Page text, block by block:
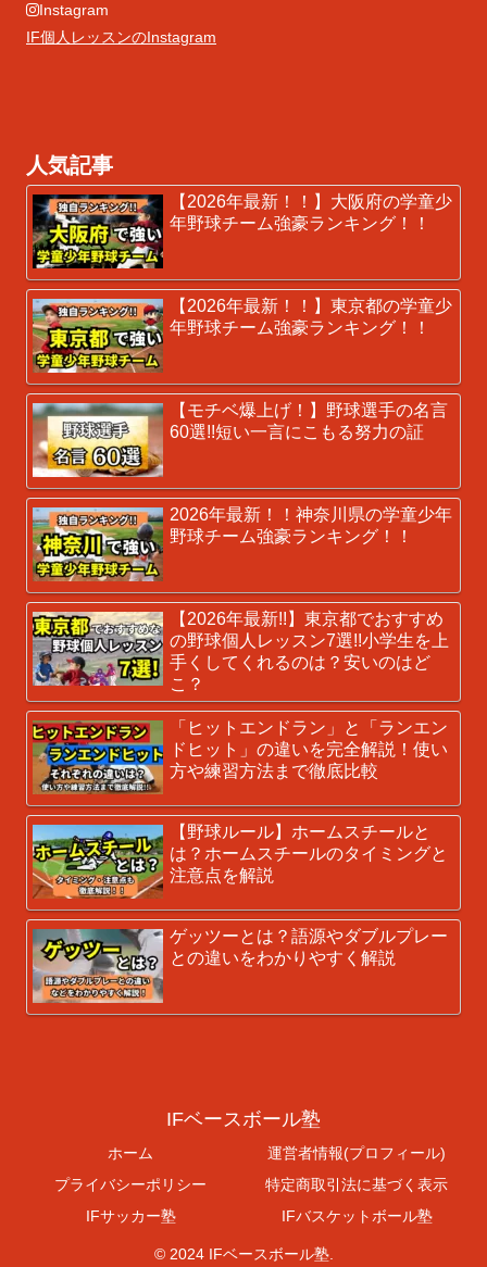
Instagram
IF個人レッスンのInstagram
人気記事
【2026年最新！！】大阪府の学童少
年野球チーム強豪ランキング！！
【2026年最新！！】東京都の学童少
年野球チーム強豪ランキング！！
【モチベ爆上げ！】野球選手の名言
60選!!短い一言にこもる努力の証
2026年最新！！神奈川県の学童少年
野球チーム強豪ランキング！！
【2026年最新!!】東京都でおすすめ
の野球個人レッスン7選!!小学生を上
手くしてくれるのは？安いのはど
こ？
「ヒットエンドラン」と「ランエン
ドヒット」の違いを完全解説！使い
方や練習方法まで徹底比較
【野球ルール】ホームスチールと
は？ホームスチールのタイミングと
注意点を解説
ゲッツーとは？語源やダブルプレー
との違いをわかりやすく解説
IFベースボール塾
ホーム
運営者情報(プロフィール)
プライバシーポリシー
特定商取引法に基づく表示
IFサッカー塾
IFバスケットボール塾
© 2024 IFベースボール塾.